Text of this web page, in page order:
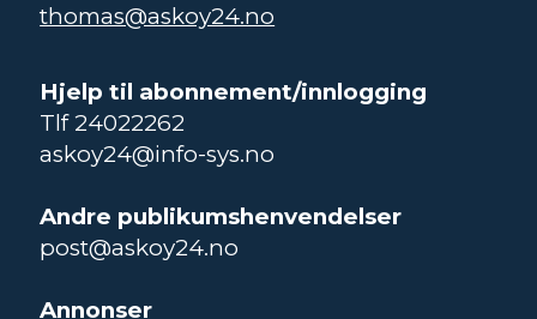
thomas@askoy24.no
Hjelp til abonnement/innlogging
Tlf 24022262
askoy24@info-sys.no
Andre publikumshenvendelser
post@askoy24.no
Annonser